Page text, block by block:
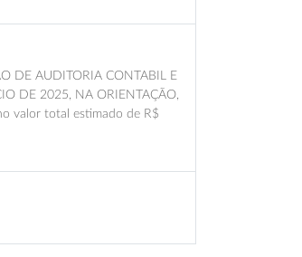
DE AUDITORIA CONTABIL E
DE 2025, NA ORIENTAÇÃO,
valor total estimado de R$